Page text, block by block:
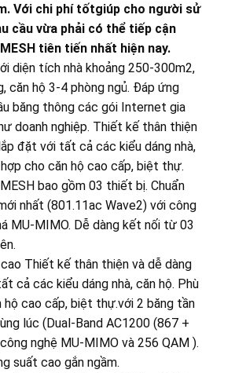
Với chi phí tốtgiúp cho người sử
cầu vừa phải có thể tiếp cận
tiên tiến nhất hiện nay.
diện tích nhà khoảng 250-300m2,
căn hộ 3-4 phòng ngủ. Đáp ứng
băng thông các gói Internet gia
doanh nghiệp. Thiết kế thân thiện
đặt với tất cả các kiểu dáng nhà,
cho căn hộ cao cấp, biệt thự.
bao gồm 03 thiết bị. Chuẩn
nhất (801.11ac Wave2) với công
MU-MIMO. Dễ dàng kết nối từ 03
Thiết kế thân thiện và dễ dàng
cả các kiểu dáng nhà, căn hộ. Phù
hộ cao cấp, biệt thự.với 2 băng tần
lúc (Dual-Band AC1200 (867 +
nghệ MU-MIMO và 256 QAM ).
suất cao gắn ngầm.